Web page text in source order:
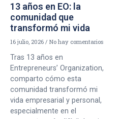
13 años en EO: la
comunidad que
transformó mi vida
16 julio, 2026 No hay comentarios
Tras 13 años en
Entrepreneurs’ Organization,
comparto cómo esta
comunidad transformó mi
vida empresarial y personal,
especialmente en el